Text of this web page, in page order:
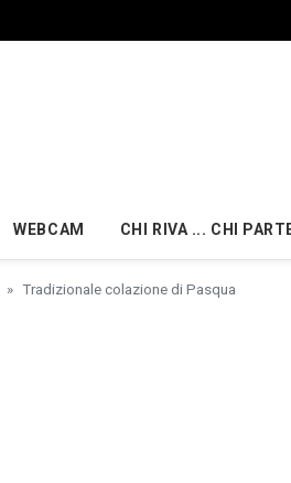
WEBCAM CHI RIVA ... CHI
Tradizionale colazione di Pasqua